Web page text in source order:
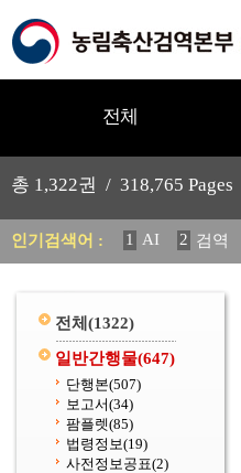
전체
총 1,322권 / 318,765 Pages
인기검색어 : 1 AI 2 검역
전체 (1322)
일반간행물(647)
단행본(507)
보고서(34)
팜플렛(85)
법령정보(19)
사전정보공표(2)